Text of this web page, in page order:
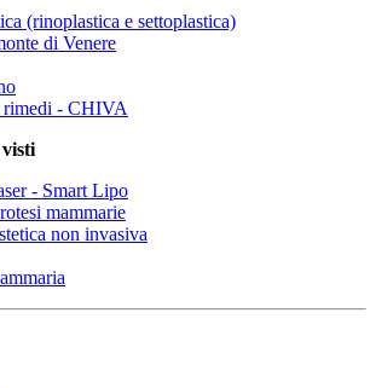
(rinoplastica e settoplastica)
di Venere
rimedi - CHIVA
- Smart Lipo
mammarie
non invasiva